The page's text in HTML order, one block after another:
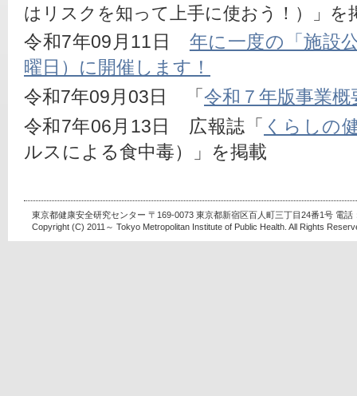
はリスクを知って上手に使おう！）」を
令和7年09月11日 年に一度の「施設
曜日）に開催します！
令和7年09月03日　「令和７年版事業概
令和7年06月13日　広報誌「 くらしの
ルスによる食中毒）」を掲載
東京都健康安全研究センター 〒169-0073 東京都新宿区百人町三丁目24番1号 電話
Copyright (C) 2011～ Tokyo Metropolitan Institute of Public Health. All Rights